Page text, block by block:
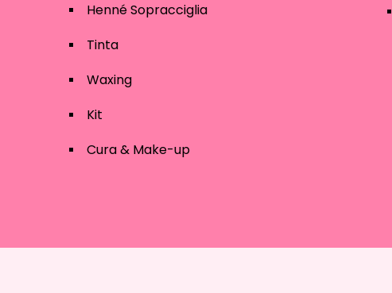
Henné Sopracciglia
Tinta
Waxing
Kit
Cura & Make-up